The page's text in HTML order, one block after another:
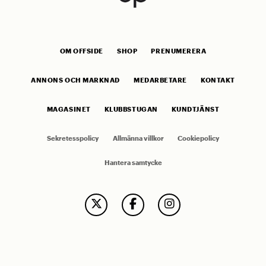
OM OFFSIDE SHOP PRENUMERERA
ANNONS OCH MARKNAD MEDARBETARE KONTAKT
MAGASINET KLUBBSTUGAN KUNDTJÄNST
Sekretesspolicy Allmänna villkor Cookiepolicy
Hantera samtycke